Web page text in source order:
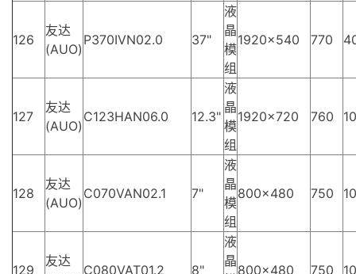
126
友达
(AUO)
P370IVN02.0 37"
液
晶
模
组
1920×540 770
127
友达
(AUO)
C123HAN06.0 12.3"
液
晶
模
组
1920×720 760
128
友达
(AUO)
C070VAN02.1 7"
液
晶
模
组
800×480 750
129
友达
C080VAT01.2 8"
液
晶
800×480 750